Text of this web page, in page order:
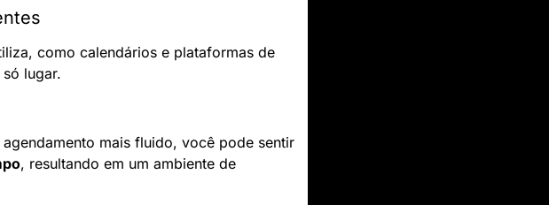
como calendários e plataformas de
lugar.
mais fluido, você pode sentir
, resultando em um ambiente de